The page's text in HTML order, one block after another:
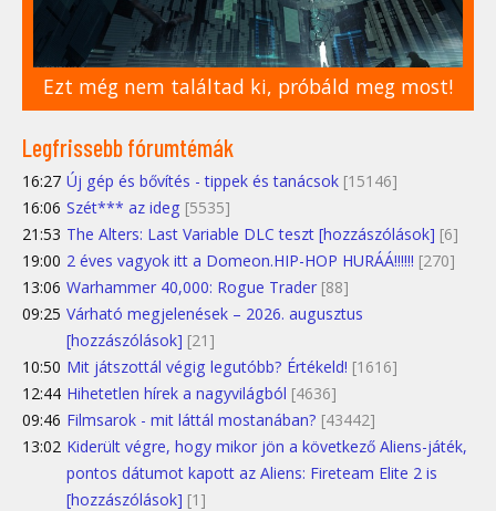
Ezt még nem találtad ki, próbáld meg most!
Legfrissebb fórumtémák
16:27 Új gép és bővítés - tippek és tanácsok [15146]
16:06 Szét*** az ideg [5535]
21:53 The Alters: Last Variable DLC teszt [hozzászólások] [6]
19:00 2 éves vagyok itt a Domeon.HIP-HOP HURÁÁ!!!!!! [270]
13:06 Warhammer 40,000: Rogue Trader [88]
09:25 Várható megjelenések – 2026. augusztus
[hozzászólások] [21]
10:50 Mit játszottál végig legutóbb? Értékeld! [1616]
12:44 Hihetetlen hírek a nagyvilágból [4636]
09:46 Filmsarok - mit láttál mostanában? [43442]
13:02 Kiderült végre, hogy mikor jön a következő Aliens-játék,
pontos dátumot kapott az Aliens: Fireteam Elite 2 is
[hozzászólások] [1]